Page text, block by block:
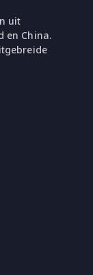
uit
en China.